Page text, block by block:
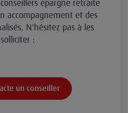
épargne retraite
accompagnement et des
N'hésitez pas à les
solliciter :
un conseiller